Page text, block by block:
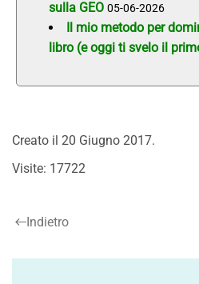
sulla GEO 05-06-2026
Il mio metodo per
libro (e oggi ti svelo il
Creato il 20 Giugno 2017.
Visite: 17722
Indietro